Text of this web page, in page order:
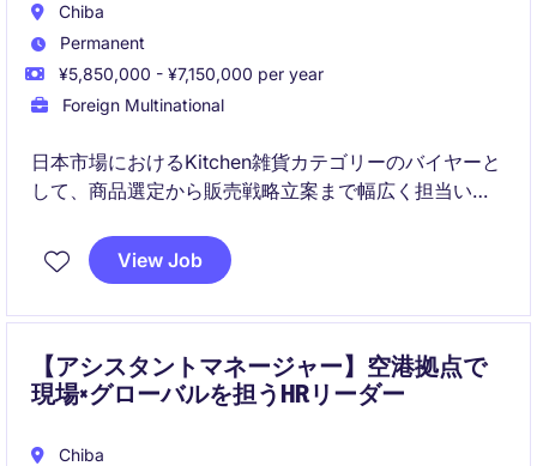
Chiba
Permanent
¥5,850,000 - ¥7,150,000 per year
Foreign Multinational
日本市場におけるKitchen雑貨カテゴリーのバイヤーと
して、商品選定から販売戦略立案まで幅広く担当いた
品・ブランドの導入および売上最大化を推進するポジ
ションです。
View Job
【アシスタントマネージャー】空港拠点で
現場×グローバルを担うHRリーダー
Chiba